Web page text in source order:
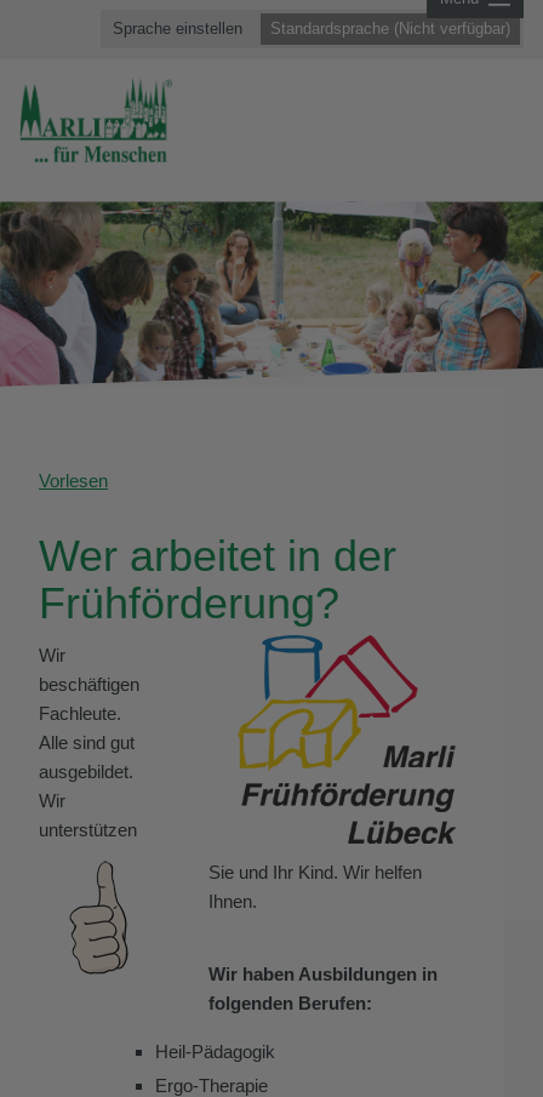
Sprache einstellen Standardsprache (Nicht verfügbar)
Vorlesen
Wer arbeitet in der
Frühförderung?
Wir
beschäftigen
Fachleute.
Alle sind gut
ausgebildet.
Wir
unterstützen
Sie und Ihr Kind. Wir helfen
Ihnen.
Wir haben Ausbildungen in
folgenden Berufen:
Heil-Pädagogik
Ergo-Therapie